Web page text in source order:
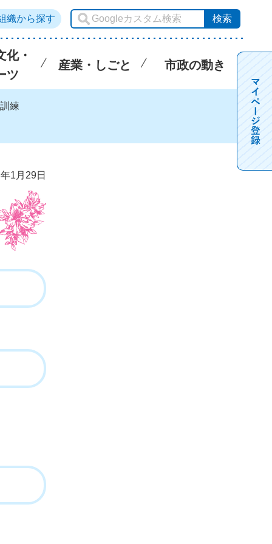
織から探す
化・
ツ
産業・しごと 市政の動き
練
1月29日